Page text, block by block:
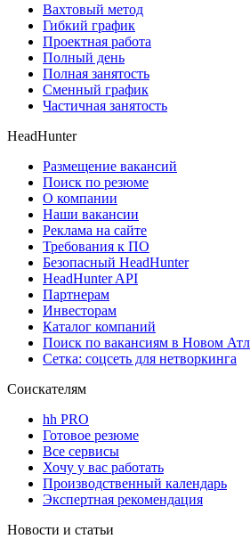
Вахтовый метод
Гибкий график
Проектная работа
Полный день
Полная занятость
Сменный график
Частичная занятость
HeadHunter
Размещение вакансий
Поиск по резюме
О компании
Наши вакансии
Реклама на сайте
Требования к ПО
Безопасный HeadHunter
HeadHunter API
Партнерам
Инвесторам
Каталог компаний
Поиск по вакансиям в Новом
Сетка: соцсеть для нетворкинга
Соискателям
hh PRO
Готовое резюме
Все сервисы
Хочу у вас работать
Производственный календарь
Экспертная рекомендация
Новости и статьи